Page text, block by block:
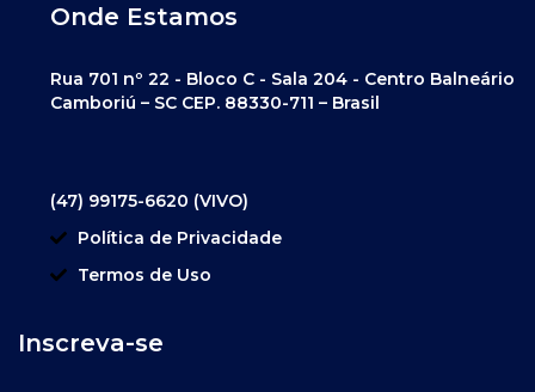
Onde Estamos
Rua 701 nº 22 - Bloco C - Sala 204 - Centro Balneário
Camboriú – SC CEP. 88330-711 – Brasil
(47) 99175-6620 (VIVO)
Política de Privacidade
Termos de Uso
Inscreva-se